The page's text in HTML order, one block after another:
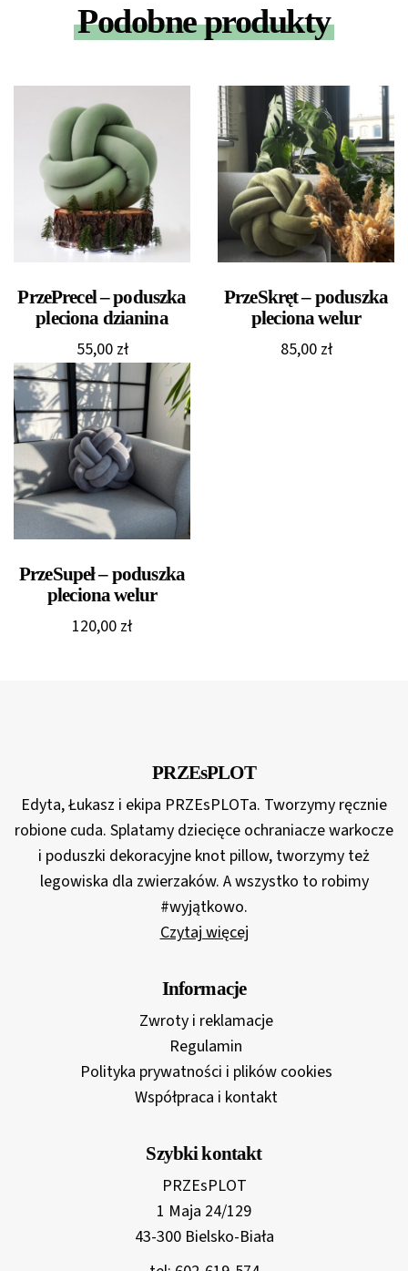
Podobne produkty
PrzePrecel – poduszka
pleciona dzianina
55,00 zł
PrzeSkręt – poduszka
pleciona welur
85,00 zł
PrzeSupeł – poduszka
pleciona welur
120,00 zł
PRZEsPLOT
Edyta, Łukasz i ekipa PRZEsPLOTa. Tworzymy ręcznie
robione cuda. Splatamy dziecięce ochraniacze warkocze
i poduszki dekoracyjne knot pillow, tworzymy też
legowiska dla zwierzaków. A wszystko to robimy
#wyjątkowo.
Czytaj więcej
Informacje
Zwroty i reklamacje
Regulamin
Polityka prywatności i plików cookies
Współpraca i kontakt
Szybki kontakt
PRZEsPLOT
1 Maja 24/129
43-300 Bielsko-Biała